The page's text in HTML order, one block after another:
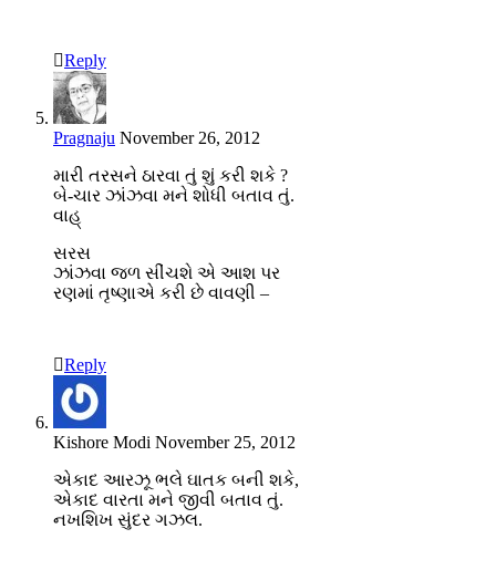
Reply
Pragnaju November 26, 2012
મારી તરસને ઠારવા તું શું કરી શકે ?
બે-ચાર ઝાંઝવા મને શોધી બતાવ તું.
વાહ્
સરસ
ઝાંઝવા જળ સીંચશે એ આશ પર
રણમાં તૃષ્ણાએ કરી છે વાવણી –
Reply
Kishore Modi November 25, 2012
એકાદ આરઝૂ ભલે ઘાતક બની શકે,
એકાદ વારતા મને જીવી બતાવ તું.
નખશિખ સુંદર ગઝલ.